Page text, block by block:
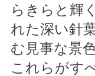
らきらと輝
れた深い針
む見事な景
これらがす